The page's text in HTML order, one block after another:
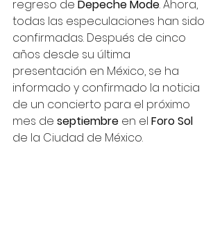
regreso de Depeche Mode. Ahora,
todas las especulaciones han sido
confirmadas. Después de cinco
años desde su última
presentación en México, se ha
informado y confirmado la noticia
de un concierto para el próximo
mes de septiembre en el Foro Sol
de la Ciudad de México.